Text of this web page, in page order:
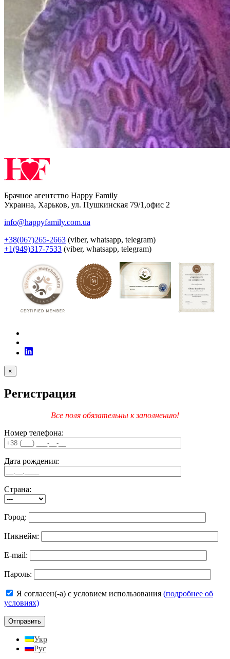
Брачное агентство Happy Family
Украина, Харьков, ул. Пушкинская 79/1,офис 2
info@happyfamily.com.ua
+38(067)265-2663 (viber, whatsapp, telegram)
+1(949)317-7533 (viber, whatsapp, telegram)
×
Регистрация
Все поля обязательны к заполнению!
Номер телефона:
Дата рождения:
Страна:
Город:
Никнейм:
E-mail:
Пароль:
Я согласен(-а) с условием использования (подробнее об
условиях)
Укр
Рус